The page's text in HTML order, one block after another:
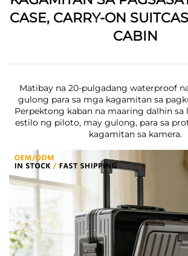
CASE, CARRY-ON
CABIN
Matibay na 20-pulgadang waterproof
gulong para sa mga kagamitan sa
Perpektong kaban na maaring dalhin sa
estilo ng piloto, may gulong, para sa
kagamitan sa kamera.